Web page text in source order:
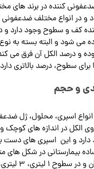
کننده در برند های
و در انواع مختلف
کف و سطوح وجود دارد و
می شود و البته بسته به
و درصد الکل آن فرق می
سطوح، درصد بالاتری
و حجم
اسپری، محلول، ژل
الکل در اندازه های کوچک
و این اسپری های دست
بیمارستانی در شکل های